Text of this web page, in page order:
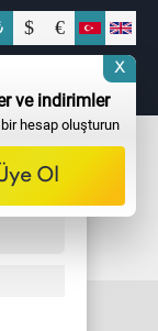
$ €
TL
X
ve indirimler
hesap oluşturun
Ol